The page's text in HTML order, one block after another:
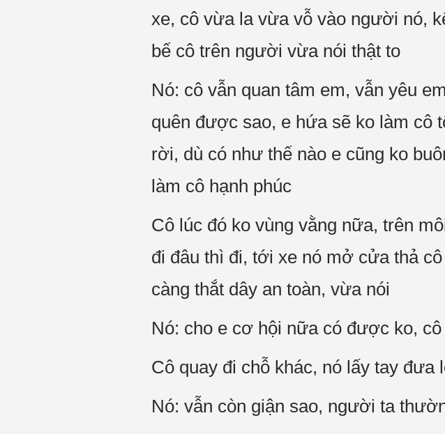
xe, cô vừa la vừa vỗ vào người nó,
bế cô trên người vừa nói thật to
Nó: cô vẫn quan tâm em, vẫn yêu
quên được sao, e hứa sẽ ko làm cô
rời, dù có như thế nào e cũng ko
làm cô hạnh phúc
Cô lúc đó ko vùng vằng nữa, trên
đi đâu thì đi, tới xe nó mở cửa thả
càng thắt dây an toàn, vừa nói
Nó: cho e cơ hội nữa có được ko,
Cô quay đi chỗ khác, nó lấy tay đưa
Nó: vẫn còn giận sao, người ta